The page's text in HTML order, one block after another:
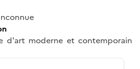
d'art moderne et contemporain